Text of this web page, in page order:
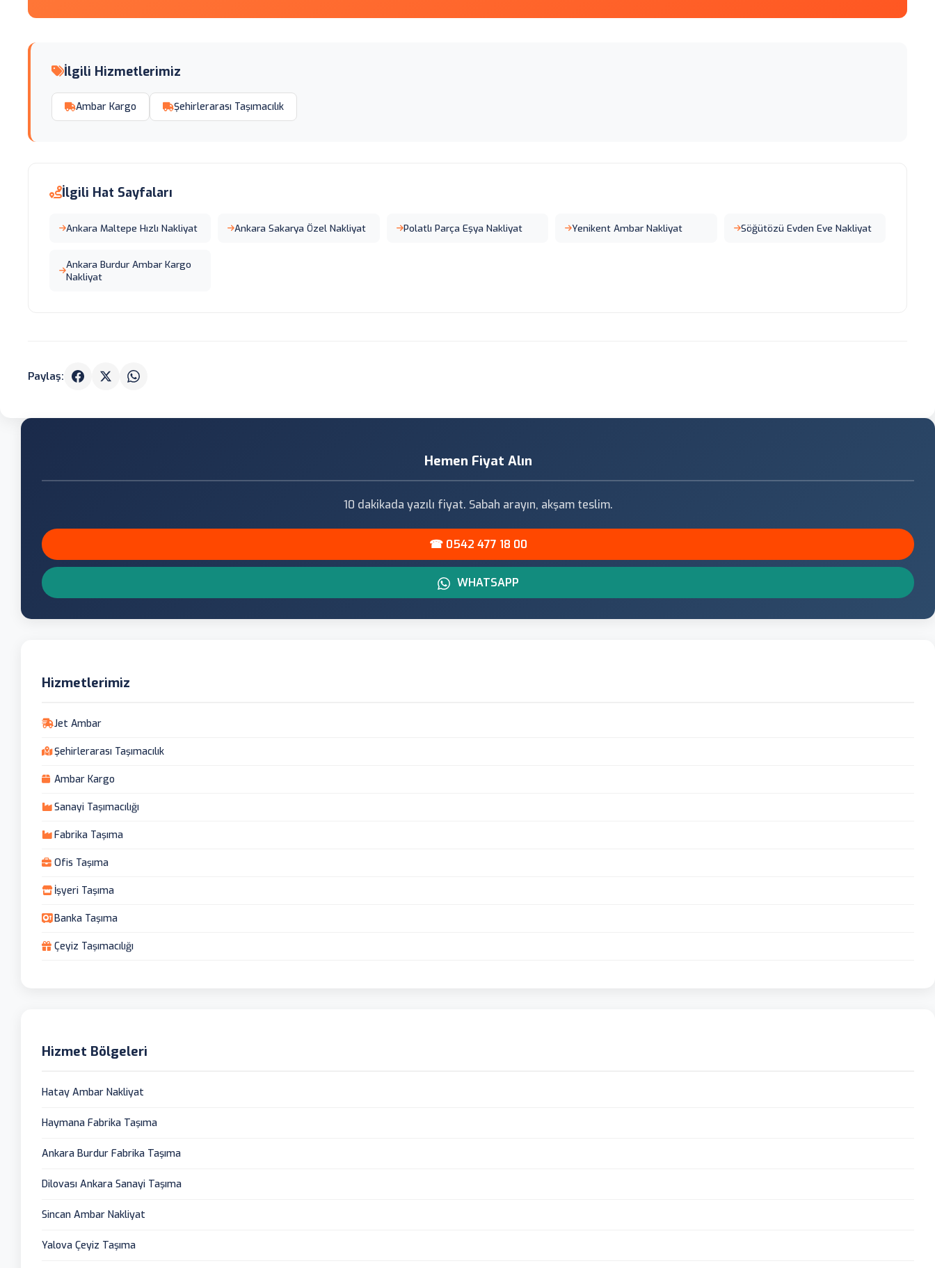
İlgili Hizmetlerimiz
Ambar Kargo Şehirlerarası Taşımacılık
İlgili Hat Sayfaları
Ankara Maltepe Hızlı Nakliyat Ankara Sakarya Özel Nakliyat Polatlı Parça Eşya Nakliyat Yenikent Ambar Nakliyat Söğütözü Evden Eve Nakliyat
Ankara Burdur Ambar Kargo
Nakliyat
Paylaş:
Hemen Fiyat Alın
10 dakikada yazılı fiyat. Sabah arayın, akşam teslim.
☎ 0542 477 18 00
WHATSAPP
Hizmetlerimiz
Jet Ambar
Şehirlerarası Taşımacılık
Ambar Kargo
Sanayi Taşımacılığı
Fabrika Taşıma
Ofis Taşıma
İşyeri Taşıma
Banka Taşıma
Çeyiz Taşımacılığı
Hizmet Bölgeleri
Hatay Ambar Nakliyat
Haymana Fabrika Taşıma
Ankara Burdur Fabrika Taşıma
Dilovası Ankara Sanayi Taşıma
Sincan Ambar Nakliyat
Yalova Çeyiz Taşıma